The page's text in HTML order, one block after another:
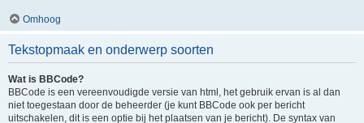
Omhoog
Tekstopmaak en onderwerp soorten
Wat is BBCode?
BBCode is een vereenvoudigde versie van html, het gebruik ervan is al dan
niet toegestaan door de beheerder (je kunt BBCode ook per bericht
uitschakelen, dit is een optie bij het plaatsen van je bericht). De syntax van